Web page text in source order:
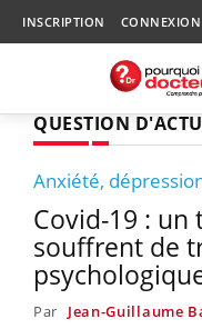
INSCRIPTION CONNEXION
QUESTION D'ACTU
Anxiété,
Covid-19 : un
souffrent de
Par Jean-Guillaume